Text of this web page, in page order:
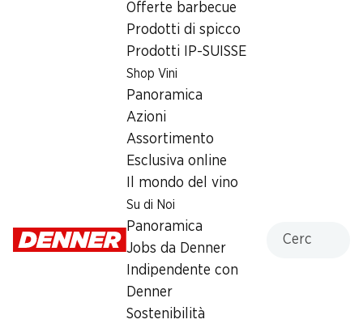
Offerte barbecue
Prodotti di spicco
Prodotti IP-SUISSE
Shop Vini
Panoramica
Azioni
Assortimento
Esclusiva online
Il mondo del vino
Su di Noi
Panoramica
Jobs da Denner
Indipendente con
Denner
Sostenibilità
Orari di apertura
Venerdì 07:00 - 19:00